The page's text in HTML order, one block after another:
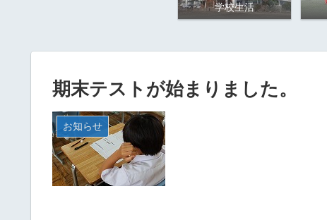
学校生活
期末テストが始まりました。
お知らせ